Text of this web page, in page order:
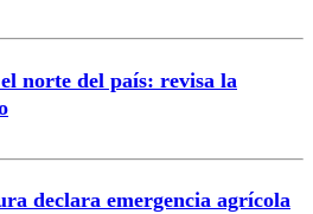
norte del país: revisa la
declara emergencia agrícola